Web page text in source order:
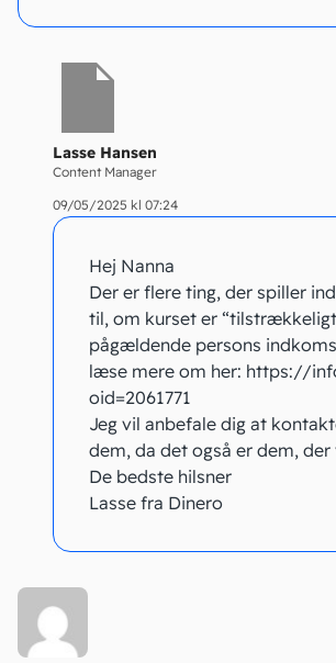
Lasse Hansen
Content Manager
09/05/2025 kl 07:24
Hej Nanna
Der er flere ting, der spiller
til, om kurset er
pågældende persons
læse mere om her: https://
oid=2061771
Jeg vil anbefale dig at
dem, da det også er dem,
De bedste hilsner
Lasse fra Dinero